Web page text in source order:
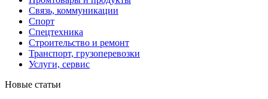
Связь, коммуникации
Спорт
Спецтехника
Строительство и ремонт
Транспорт, грузоперевозки
Услуги, сервис
Новые статьи